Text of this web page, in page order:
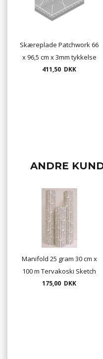
Skæreplade Patchwork 66
x 96,5 cm x 3mm tykkelse
farve grå
411,50 DKK
ANDRE
Manifold 25 gram 30 cm x
100 m Tervakoski Sketch
Paper
175,00 DKK